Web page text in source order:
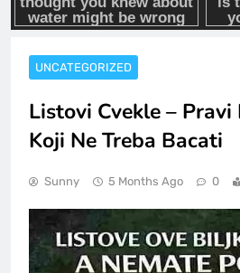
UNCATEGORIZED
Listovi Cvekle –
Koji Ne Treba Bacati
Sunny 5 Months Ago 0